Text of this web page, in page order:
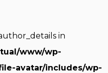
in
www/wp-
avatar/includes/wp-